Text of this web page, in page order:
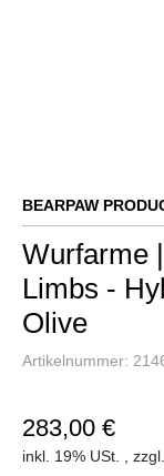
BEARPAW
Wurfarme
Limbs -
Olive
Artikelnummer:
283,00 €
inkl. 19% USt. , zzgl.